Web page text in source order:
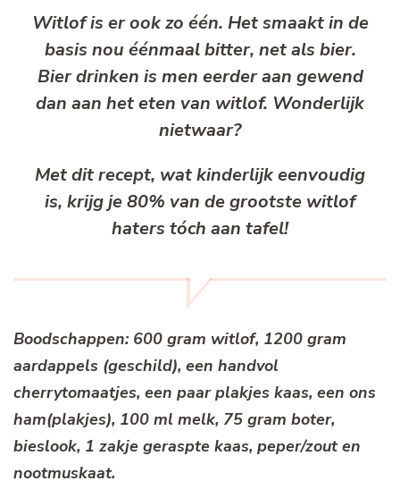
Witlof is er ook zo één. Het smaakt in de
basis nou éénmaal bitter, net als bier.
Bier drinken is men eerder aan gewend
dan aan het eten van witlof. Wonderlijk
nietwaar?
Met dit recept, wat kinderlijk eenvoudig
is, krijg je 80% van de grootste witlof
haters tóch aan tafel!
Boodschappen: 600 gram witlof, 1200 gram
aardappels (geschild), een handvol
cherrytomaatjes, een paar plakjes kaas, een ons
ham(plakjes), 100 ml melk, 75 gram boter,
bieslook, 1 zakje geraspte kaas, peper/zout en
nootmuskaat.